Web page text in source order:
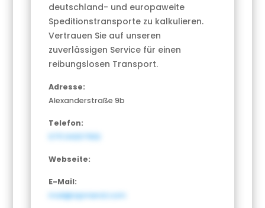
deutschland- und europaweite
Speditionstransporte zu kalkulieren.
Vertrauen Sie auf unseren
zuverlässigen Service für einen
reibungslosen Transport.
Adresse:
Alexanderstraße 9b
Telefon:
0711 34207932
Webseite:
E-Mail:
mail@zipmend.com